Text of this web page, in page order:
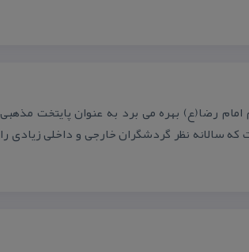
رضا(ع) بهره می برد به عنوان پایتخت مذهبی
سالانه نظر گردشگران خارجی و داخلی زیادی را